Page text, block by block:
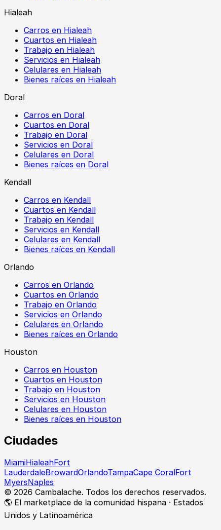
Hialeah
Carros en Hialeah
Cuartos en Hialeah
Trabajo en Hialeah
Servicios en Hialeah
Celulares en Hialeah
Bienes raíces en Hialeah
Doral
Carros en Doral
Cuartos en Doral
Trabajo en Doral
Servicios en Doral
Celulares en Doral
Bienes raíces en Doral
Kendall
Carros en Kendall
Cuartos en Kendall
Trabajo en Kendall
Servicios en Kendall
Celulares en Kendall
Bienes raíces en Kendall
Orlando
Carros en Orlando
Cuartos en Orlando
Trabajo en Orlando
Servicios en Orlando
Celulares en Orlando
Bienes raíces en Orlando
Houston
Carros en Houston
Cuartos en Houston
Trabajo en Houston
Servicios en Houston
Celulares en Houston
Bienes raíces en Houston
Ciudades
MiamiHialeahFort
LauderdaleBrowardOrlandoTampaCape CoralFort
MyersNaples
© 2026 Cambalache. Todos los derechos reservados.
🌎 El marketplace de la comunidad hispana · Estados
Unidos y Latinoamérica